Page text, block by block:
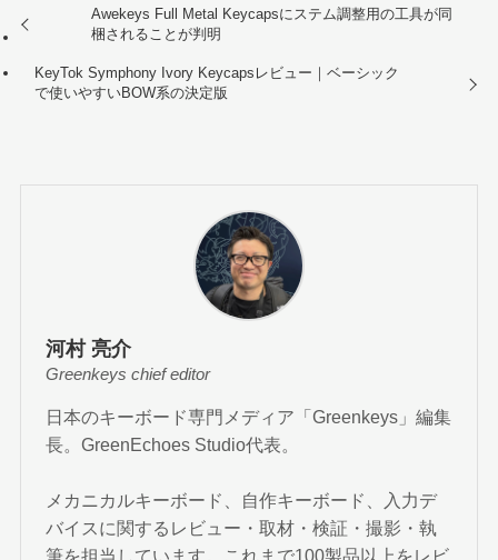
Awekeys Full Metal Keycapsにステム調整用の工具が同
梱されることが判明
KeyTok Symphony Ivory Keycapsレビュー｜ベーシック
で使いやすいBOW系の決定版
河村 亮介
Greenkeys chief editor
日本のキーボード専門メディア「Greenkeys」編集
長。GreenEchoes Studio代表。
メカニカルキーボード、自作キーボード、入力デ
バイスに関するレビュー・取材・検証・撮影・執
筆を担当しています。これまで100製品以上をレビ